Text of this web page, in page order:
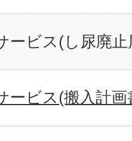
ービス(し尿廃止
ービス(搬入計画